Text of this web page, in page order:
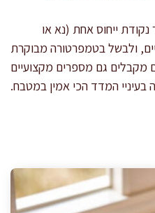
נקודת ייחוס אחת (נא או
ולבשל בטמפרטורה מבוקרת
מקבלים גם מספרים מקצועיים
בעיניי המדד הכי אמין במטבח.